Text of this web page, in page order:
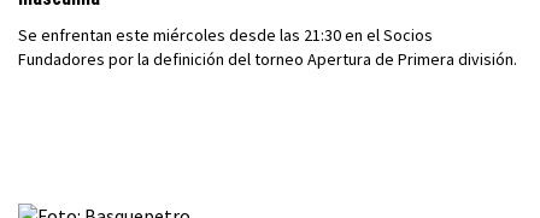
Se enfrentan este miércoles desde las 21:30 en el Socios
Fundadores por la definición del torneo Apertura de Primera división.